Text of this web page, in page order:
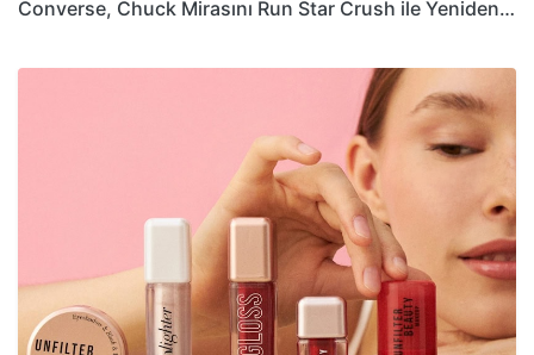
Converse, Chuck Mirasını Run Star Crush ile Yeniden…